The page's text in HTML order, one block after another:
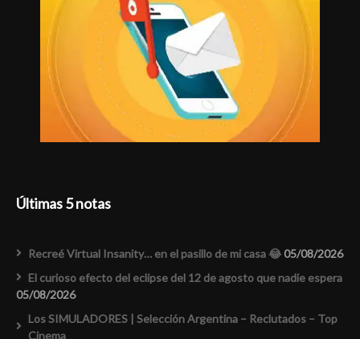
Últimas 5 notas
Recreé Virtual Insanity… en el pasillo de mi casa 😂05/08/2026
El curioso efecto del eclipse del 12 de agosto que nadie espera
05/08/2026
Los SIMULADORES | Selección Argentina – Reclutados – Top
Cinema